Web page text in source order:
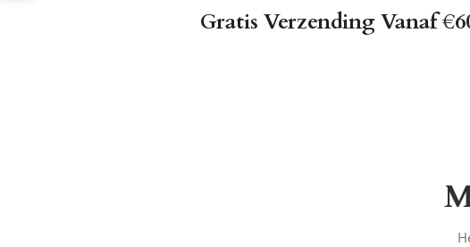
Gratis Verzending Vanaf